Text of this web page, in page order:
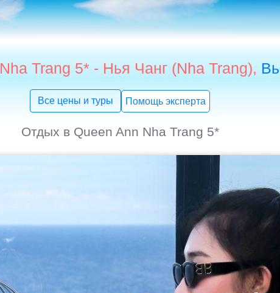
Trang 5* - Нья Чанг (Nha Trang),
Все цены и туры Помощь эксперта
Отдых в Queen Ann Nha Trang 5*